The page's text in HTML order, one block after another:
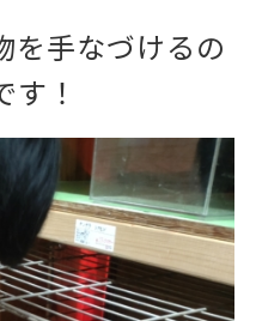
を手なづけるの
す！